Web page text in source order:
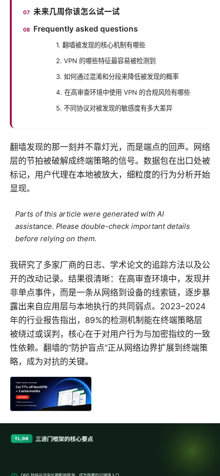
未来几周你该怎么试一试
Frequently asked questions
1. 翻墙被发现的核心机制有哪些
2. VPN 的哪些特征最容易被检测到
3. 如何通过混淆和分段来降低被发现的概率
4. 在高审查环境中使用 VPN 的合规风险有哪些
5. 不同协议对被发现的敏感度有多大差异
翻墙发现的那一刻并不靠灯光，而是端点的回声。网络
层的节拍被破解成终端策略的信号。数据包在出口处被
标记，用户代理在本地被放大，细粒度的行为分析开始
显现。
Parts of this article were generated with AI
assistance. Please double-check important details
before relying on them.
我研究了多家厂商的日志、学术论文的追踪方法以及公
开的改动记录。结果很清晰：在高审查环境中，发现并
非单点事件，而是一条从网络到设备的线索链，逐步暴
露出来自应用层与本地执行的共同弱点。2023–2024
年的行业报告指出，89%的检测机制能在终端策略层
被绕过或误判，核心在于对用户行为与加密指纹的一致
性依赖。翻墙的“防护盲点”正从网络边界扩展到终端策
略，成为对抗的关键。